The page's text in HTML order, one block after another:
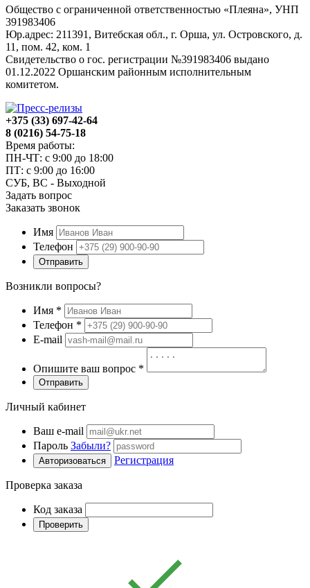
Общество с ограниченной ответственностью «Плеяна», УНП
391983406
Юр.адрес: 211391, Витебская обл., г. Орша, ул. Островского, д.
11, пом. 42, ком. 1
Свидетельство о гос. регистрации №391983406 выдано
01.12.2022 Оршанским районным исполнительным
комитетом.
+375 (33) 697-42-64
8 (0216) 54-75-18
Время работы:
ПН-ЧТ: с 9:00 до 18:00
ПТ: с 9:00 до 16:00
СУБ, ВС - Выходной
Задать вопрос
Заказать звонок
Имя
Телефон
Отправить
Возникли вопросы?
Имя *
Телефон *
E-mail
Опишите ваш вопрос *
Отправить
Личный кабинет
Ваш e-mail
Пароль Забыли?
Авторизоваться Регистрация
Проверка заказа
Код заказа
Проверить